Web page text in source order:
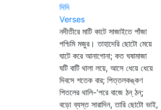
দিদি
Verses
নদীতীরে মাটি কাটে সাজাইতে পাঁজা
পশ্চিমি মজুর। তাহাদেরি ছোটো মেয়ে
ঘাটে করে আনাগোনা; কত ঘষামাজা
ঘটি বাটি থালা লয়ে, আসে ধেয়ে ধেয়ে
দিবসে শতেক বার; পিত্তলকঙ্কণ
পিতলের থালি-'পরে বাজে ঠন্‌ ঠন্‌;
বড়ো ব্যস্ত সারাদিন, তারি ছোটো ভাই,